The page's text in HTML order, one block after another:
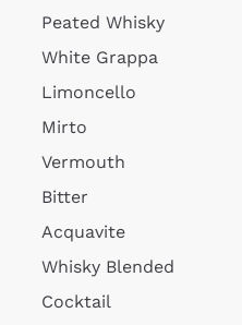
Peated Whisky
White Grappa
Limoncello
Mirto
Vermouth
Bitter
Acquavite
Whisky Blended
Cocktail